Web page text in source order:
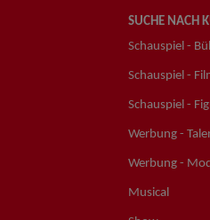
SUCHE NACH
Schauspiel -
Schauspiel -
Schauspiel -
Werbung -
Werbung -
Musical